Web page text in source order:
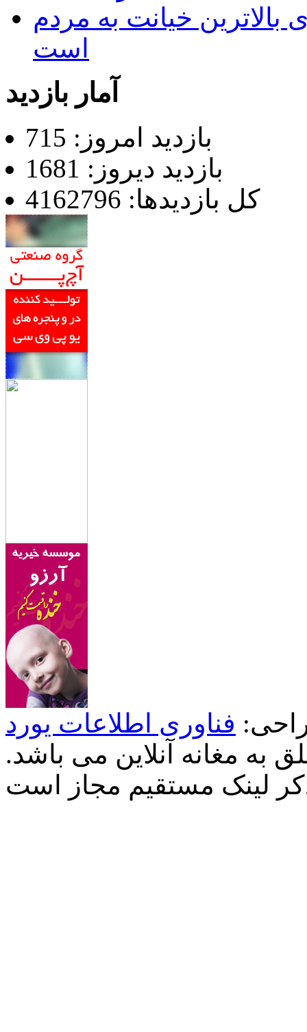
خیانت به مردم
است
آمار بازدید
بازدید امروز: 715
بازدید دیروز: 1681
کل بازدیدها: 4162796
فناوری اطلاعات یورد
به مغانه آنلاین می باشد.